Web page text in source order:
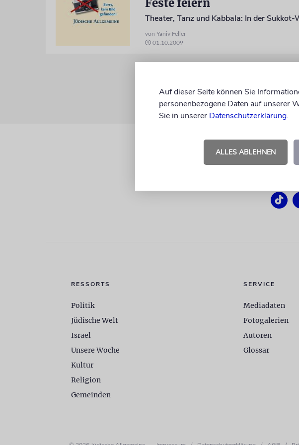
Feste feiern
Theater, Tanz und Kabbala: In der
von Yaniv Feller
01.10.2009
RESSORTS
Politik
Jüdische Welt
Israel
Unsere Woche
Kultur
Religion
Gemeinden
SERVICE
Mediadaten
Fotogalerien
Autoren
Glossar
Auf dieser Seite können Sie
personenbezogene Daten auf unserer
Sie in unserer Datenschutzerklärung.
ALLES ABLEHNEN